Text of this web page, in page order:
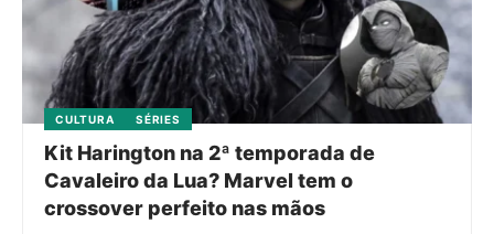
CULTURA SÉRIES
Kit Harington na 2ª temporada de
Cavaleiro da Lua? Marvel tem o
crossover perfeito nas mãos